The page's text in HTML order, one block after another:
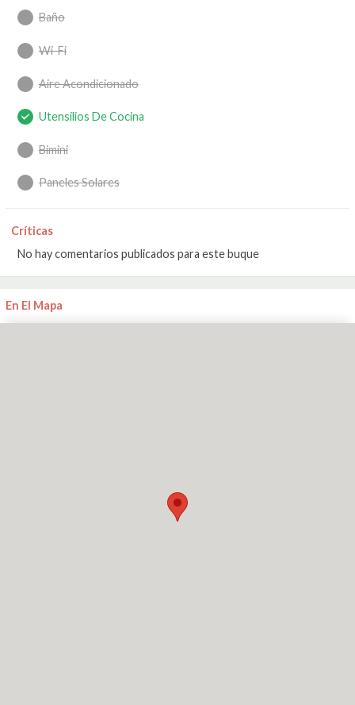
Baño
Wi-Fi
Aire Acondicionado
Utensilios De Cocina
Bimini
Paneles Solares
Críticas
No hay comentarios publicados para este buque
En El Mapa